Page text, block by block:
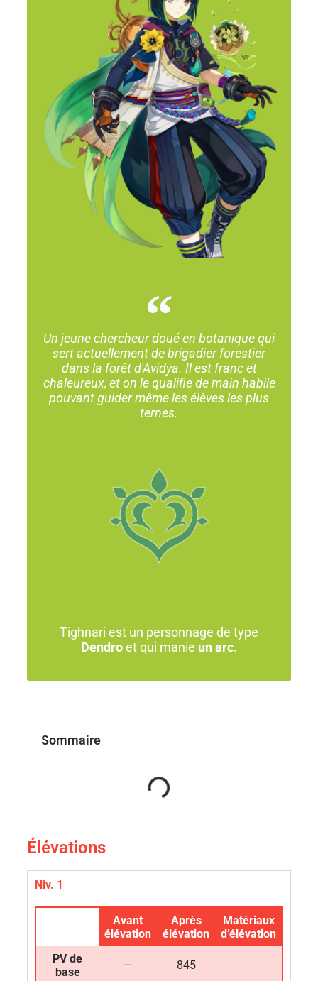
Un jeune chercheur doué en botanique qui
sert actuellement de brigadier forestier
dans la forêt d'Avidya. Il est franc et
chaleureux, et on le qualifie de main habile
pouvant guider même les élèves les plus
ternes.
Tighnari est un personnage de type
Dendroet qui manie un arc.
Sommaire
Élévations
Niv. 1
Avant
élévation
Après
élévation
Matériaux
d’élévation
PV de
base
— 845